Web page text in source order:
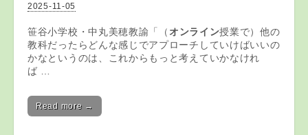
2025-11-05
笹谷小学校・中丸美穂教諭「（ オンライン授業で）他の
教科だったらどんな感じでアプローチしていけばいいの
かなというのは、これからもっと考えていかなけれ
ば …
Read more →